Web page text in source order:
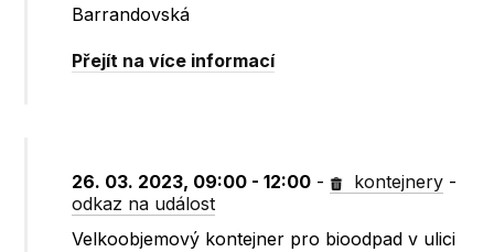
Barrandovská
Přejít na více informací
26. 03. 2023, 09:00 - 12:00 - kontejnery -
odkaz na událost
Velkoobjemový kontejner pro bioodpad v ulici